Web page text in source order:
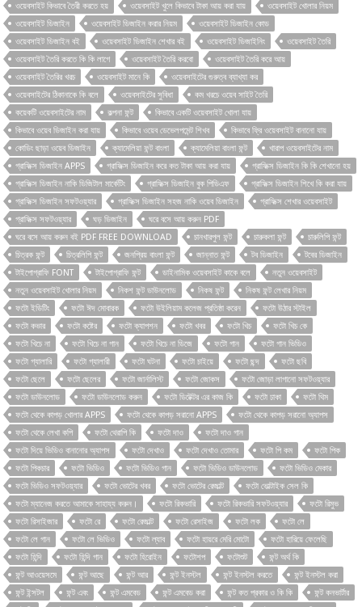
ওয়েবসাইট কিভাবে তৈরী করতে হয়
ওয়েবসাইট খুলে কিভাবে টাকা আয় করা যায়
ওয়েবসাইট খোলার নিয়ম
ওয়েবসাইট ডিজাইন
ওয়েবসাইট ডিজাইন করার নিয়ম
ওয়েবসাইট ডিজাইন কোড
ওয়েবসাইট ডিজাইন বই
ওয়েবসাইট ডিজাইন শেখার বই ওয়েবসাইট ডিজাইনিং
ওয়েবসাইট তৈরি
ওয়েবসাইট তৈরি করতে কি কি লাগে
ওয়েবসাইট তৈরি করবো
ওয়েবসাইট তৈরি করে আয়
ওয়েবসাইট তৈরির খরচ
ওয়েবসাইট মানে কি
ওয়েবসাইটের গুরুত্ব ব্যাখ্যা কর
ওয়েবসাইটের ঠিকানাকে কি বলে
ওয়েবসাইটের সুবিধা
কম খরচে ওয়েব সাইট তৈরি
কয়েকটি ওয়েবসাইটের নাম
কল্পনা ফন্ট
কিভাবে একটি ওয়েবসাইট খোলা যায়
কিভাবে ওয়েব ডিজাইন করা যায়
কিভাবে ওয়েব ডেভেলপমেন্ট শিখব
কিভাবে ফ্রি ওয়েবসাইট বানানো যায়
কোডিং ছাড়া ওয়েব ডিজাইন
ক্যামেলিয়া ফন্ট বাংলা ক্যামেলিয়া বাংলা ফন্ট
খারাপ ওয়েবসাইটের নাম
গ্রাফিক্স ডিজাইন APPS
গ্রাফিক্স ডিজাইন করে কত টাকা আয় করা যায়
গ্রাফিক্স ডিজাইন কি কি শেখানো হয়
গ্রাফিক্স ডিজাইন নাকি ডিজিটাল মার্কেটিং
গ্রাফিক্স ডিজাইন বুক পিডিএফ
গ্রাফিক্স ডিজাইন শিখে কি করা যায়
গ্রাফিক্স ডিজাইন সফটওয়্যার
গ্রাফিক্স ডিজাইন সহজ নাকি ওয়েব ডিজাইন
গ্রাফিক্স শেখার ওয়েবসাইট
গ্রাফিক্স সফটওয়্যার
ঘড় ডিজাইন
ঘরে বসে আয় করুন PDF
ঘরে বসে আয় করুন বই PDF FREE DOWNLOAD
চানখারপুল ফন্ট চারুকলা ফন্ট
চারুলিপি ফন্ট
চিত্রক ফন্ট
চিত্রলিপি ফন্ট জনপ্রিয় বাংলা ফন্ট জান্নাত ফন্ট টব ডিজাইন
টবের ডিজাইন
টাইপোগ্রাফি FONT
টাইপোগ্রাফি ফন্ট ডাইনামিক ওয়েবসাইট কাকে বলে
নতুন ওয়েবসাইট
নতুন ওয়েবসাইট খোলার নিয়ম
নিকশ ফন্ট ডাউনলোড নিকষ ফন্ট
নিকষ ফন্ট লেখার নিয়ম
ফটো ইডিটিং
ফটো ঈদ মোবারক ফটো উইলিয়াম কলেজ প্রতিষ্ঠা করেন
ফটো উঠার স্টাইল
ফটো কভার
ফটো কষ্টের ফটো ক্যাপশন ফটো খবর ফটো খিচ
ফটো খিচ কে
ফটো খিচে না
ফটো খিচে না গান ফটো খিচে না ডিজে ফটো গান
ফটো গান ভিডিও
ফটো গ্যালারি
ফটো গ্যালারী ফটো ঘটনা ফটো চাইয়ে ফটো ছন্দ
ফটো ছবি
ফটো ছেলে
ফটো ছেলের ফটো জার্নালিস্ট ফটো জোকস
ফটো জোড়া লাগানো সফটওয়্যার
ফটো ডাউনলোড
ফটো ডাউনলোড করুন ফটো ডিটেক্টর এর কাজ কি ফটো ঢাকা
ফটো থিম
ফটো থেকে কাপড় খোলার APPS
ফটো থেকে কাপড় সরানো APPS
ফটো থেকে কাপড় সরানো অ্যাপস
ফটো থেকে লেখা কপি
ফটো থেরাপি কি ফটো দাও
ফটো দাও গান
ফটো দিয়ে ভিডিও বানানোর অ্যাপস
ফটো দেখাও ফটো দেখাও তোমার ফটো পি কম
ফটো পিক
ফটো পিকচার
ফটো ভিডিও ফটো ভিডিও গান ফটো ভিডিও ডাউনলোড
ফটো ভিডিও মেকার
ফটো ভিডিও সফটওয়্যার
ফটো ভোটের খবর ফটো ভোটের রেজাল্ট
ফটো ভোল্টাইক সেল কি
ফটো ম্যানেজ করতে আমাকে সাহায্য করুন।
ফটো রিকভারি ফটো রিকভারি সফটওয়্যার
ফটো রিমুভ
ফটো রিসাইজার
ফটো রে ফটো রেজাল্ট ফটো রেসাইজ ফটো লক
ফটো লে
ফটো লে গান
ফটো লে ভিডিও ফটো ল্যাব ফটো হায়রে মেরি মোটো
ফটো হারিয়ে ফেলেছি
ফটো হিন্দি
ফটো হিন্দি গান ফটো হিরোইন ফটোশপ ফটোশুট
ফন্ট অর্থ কি
ফন্ট আওয়েসমে
ফন্ট আছে ফন্ট আর ফন্ট ইনস্টল ফন্ট ইনস্টল করতে
ফন্ট ইনস্টল করা
ফন্ট ইন্সটল
ফন্ট এবং ফন্ট এমবেড ফন্ট এমবেড করা ফন্ট কত প্রকার ও কি কি
ফন্ট কনভার্টার